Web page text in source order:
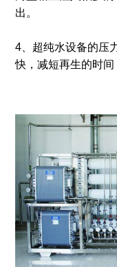
出。
4、超纯水设备的压
快，减短再生的时间